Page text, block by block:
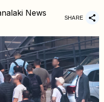
News SHARE